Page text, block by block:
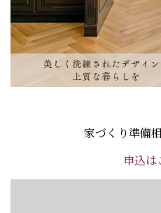
家づくり準備
申込は